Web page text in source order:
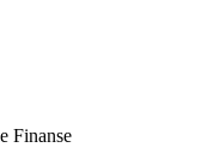
Finanse